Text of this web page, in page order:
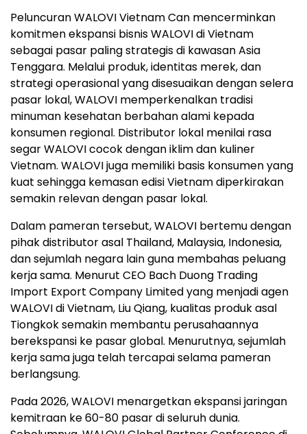
Peluncuran WALOVI Vietnam Can mencerminkan
komitmen ekspansi bisnis WALOVI di Vietnam
sebagai pasar paling strategis di kawasan Asia
Tenggara. Melalui produk, identitas merek, dan
strategi operasional yang disesuaikan dengan selera
pasar lokal, WALOVI memperkenalkan tradisi
minuman kesehatan berbahan alami kepada
konsumen regional. Distributor lokal menilai rasa
segar WALOVI cocok dengan iklim dan kuliner
Vietnam. WALOVI juga memiliki basis konsumen yang
kuat sehingga kemasan edisi Vietnam diperkirakan
semakin relevan dengan pasar lokal.
Dalam pameran tersebut, WALOVI bertemu dengan
pihak distributor asal Thailand, Malaysia, Indonesia,
dan sejumlah negara lain guna membahas peluang
kerja sama. Menurut CEO Bach Duong Trading
Import Export Company Limited yang menjadi agen
WALOVI di Vietnam, Liu Qiang, kualitas produk asal
Tiongkok semakin membantu perusahaannya
berekspansi ke pasar global. Menurutnya, sejumlah
kerja sama juga telah tercapai selama pameran
berlangsung.
Pada 2026, WALOVI menargetkan ekspansi jaringan
kemitraan ke 60-80 pasar di seluruh dunia.